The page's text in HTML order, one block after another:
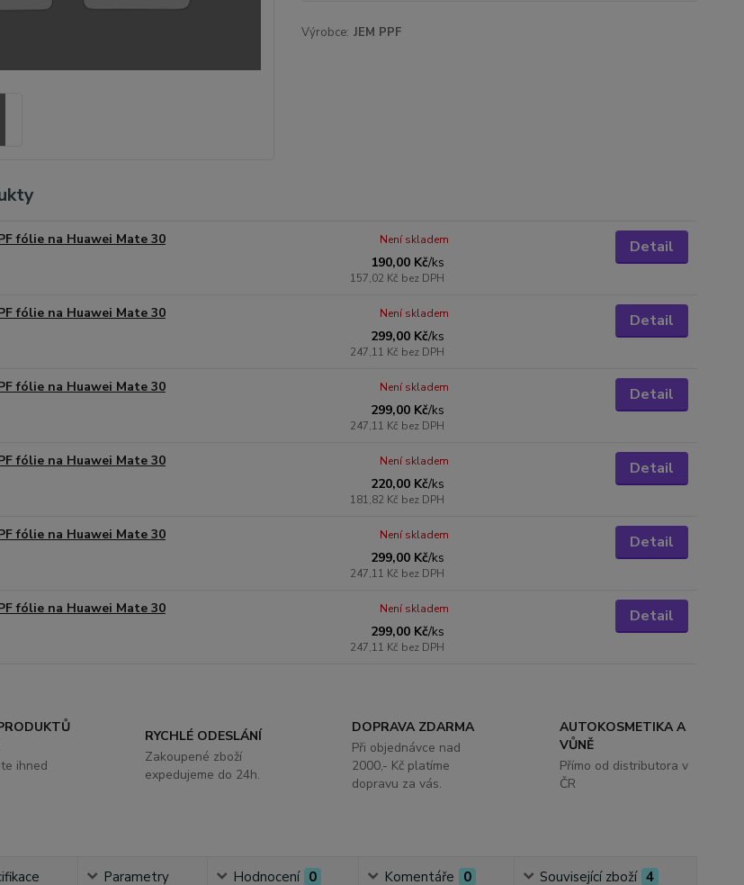
Výrobce: JEM PPF
fólie na Huawei Mate 30
190,00 Kč/ks
157,02 Kč bez DPH
Není skladem Detail
fólie na Huawei Mate 30
299,00 Kč/ks
247,11 Kč bez DPH
Není skladem Detail
fólie na Huawei Mate 30
299,00 Kč/ks
247,11 Kč bez DPH
Není skladem Detail
fólie na Huawei Mate 30
220,00 Kč/ks
181,82 Kč bez DPH
Není skladem Detail
fólie na Huawei Mate 30
299,00 Kč/ks
247,11 Kč bez DPH
Není skladem Detail
fólie na Huawei Mate 30
299,00 Kč/ks
247,11 Kč bez DPH
Není skladem Detail
ihned
RYCHLÉ ODESLÁNÍ
Zakoupené zboží
expedujeme do 24h.
DOPRAVA ZDARMA
Při objednávce nad
2000,- Kč platíme
dopravu za vás.
AUTOKOSMETIKA A
VŮNĚ
Přímo od distributora v
ČR
Parametry Hodnocení 0 Komentáře 0 Související zboží 4